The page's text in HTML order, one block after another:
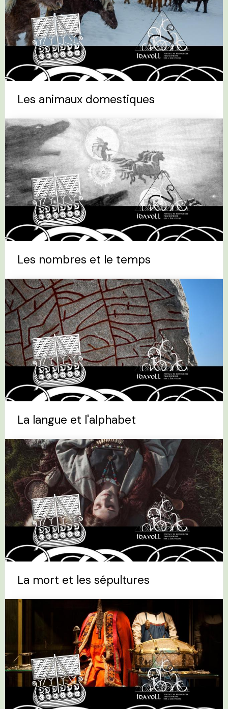
Les animaux domestiques
Les nombres et le temps
La langue et l'alphabet
La mort et les sépultures